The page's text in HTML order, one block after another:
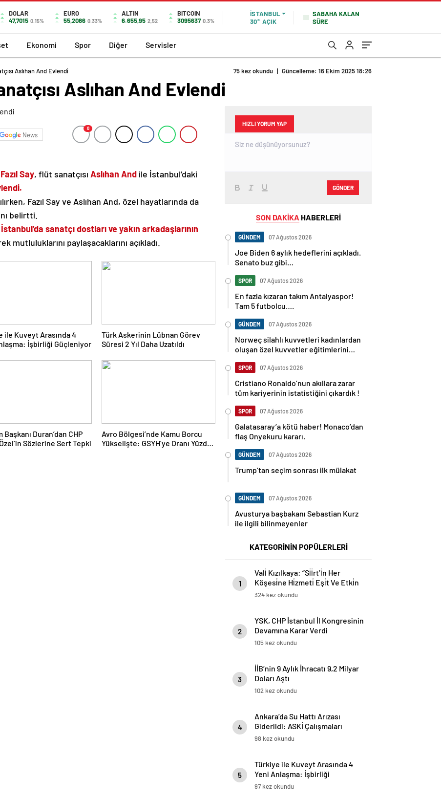
DOLAR
47,7015 0.15%
EURO
55,2086 0.33%
ALTIN
6.655,95 2,52
BITCOIN
3095637 0.3%
İSTANBUL
30° AÇIK
SABAHA KALAN
SÜRE
Ekonomi Spor Diğer Servisler
Aslıhan And Evlendi 75 kez okundu | Güncelleme: 16 Ekim 2025 18:26
Aslıhan And Evlendi
News
0
Fazıl Say, flüt sanatçısı Aslıhan And ile İstanbul’daki
Fazıl Say ve Aslıhan And, özel hayatlarında da
belirtti.
İstanbul’da sanatçı dostları ve yakın arkadaşlarının
mutluluklarını paylaşacaklarını açıkladı.
ile Kuveyt Arasında 4
İşbirliği Güçleniyor
Türk Askerinin Lübnan Görev
Süresi 2 Yıl Daha Uzatıldı
Duran’dan CHP
Sözlerine Sert Tepki
Avro Bölgesi’nde Kamu Borcu
Yükselişte: GSYH’ye Oranı Yüzde
HIZLI YORUM YAP
GÖNDER
SON DAKİKA HABERLERİ
GÜNDEM 07 Ağustos 2026
Joe Biden 6 aylık hedeflerini açıkladı.
Senato buz gibi…
SPOR 07 Ağustos 2026
En fazla kızaran takım Antalyaspor!
Tam 5 futbolcu….
GÜNDEM 07 Ağustos 2026
Norweç silahlı kuvvetleri kadınlardan
oluşan özel kuvvetler eğitimlerini
SPOR 07 Ağustos 2026
Cristiano Ronaldo’nun akıllara zarar
tüm kariyerinin istatistiğini çıkardık !
SPOR 07 Ağustos 2026
Galatasaray’a kötü haber! Monaco’dan
flaş Onyekuru kararı.
GÜNDEM 07 Ağustos 2026
Trump’tan seçim sonrası ilk mülakat
GÜNDEM 07 Ağustos 2026
Avusturya başbakanı Sebastian Kurz
ile ilgili bilinmeyenler
KATEGORİNİN POPÜLERLERİ
1
Vali̇ Kızılkaya: “Si̇i̇rt’i̇n Her
Köşesi̇ne Hi̇zmeti̇ Eşi̇t Ve Etki̇n
Şeki̇lde Ulaştıracağiz”
324 kez okundu
2
YSK, CHP İstanbul İl Kongresinin
Devamına Karar Verdi
105 kez okundu
3
İİB’nin 9 Aylık İhracatı 9,2 Milyar
Doları Aştı
102 kez okundu
4
Ankara’da Su Hattı Arızası
Giderildi: ASKİ Çalışmaları
Tamamlandı
98 kez okundu
5
Türkiye ile Kuveyt Arasında 4
Yeni Anlaşma: İşbirliği
Güçleniyor
97 kez okundu